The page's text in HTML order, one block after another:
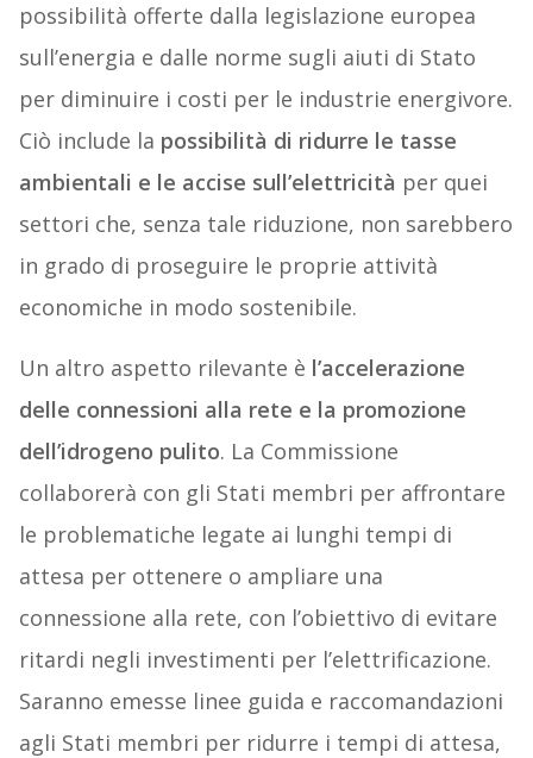
possibilità offerte dalla legislazione europea
sull’energia e dalle norme sugli aiuti di Stato
per diminuire i costi per le industrie energivore.
Ciò include la possibilità di ridurre le tasse
ambientali e le accise sull’elettricità per quei
settori che, senza tale riduzione, non sarebbero
in grado di proseguire le proprie attività
economiche in modo sostenibile.
Un altro aspetto rilevante è l’accelerazione
delle connessioni alla rete e la promozione
dell’idrogeno pulito. La Commissione
collaborerà con gli Stati membri per affrontare
le problematiche legate ai lunghi tempi di
attesa per ottenere o ampliare una
connessione alla rete, con l’obiettivo di evitare
ritardi negli investimenti per l’elettrificazione.
Saranno emesse linee guida e raccomandazioni
agli Stati membri per ridurre i tempi di attesa,